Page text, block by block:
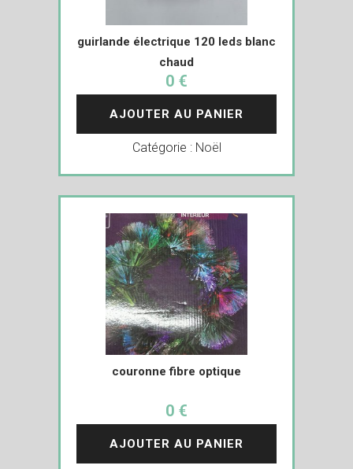
guirlande électrique 120 leds blanc
chaud
0 €
AJOUTER AU PANIER
Catégorie : Noël
couronne fibre optique
0 €
AJOUTER AU PANIER